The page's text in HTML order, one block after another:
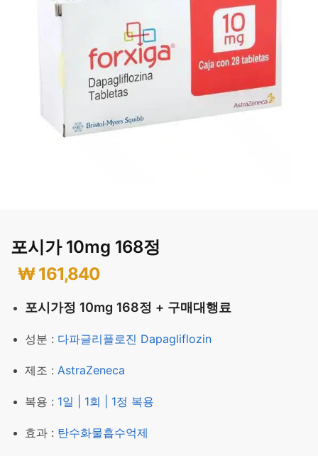
포시가 10mg 168정
₩161,840
포시가정 10mg 168정 + 구매대행료
성분 : 다파글리플로진 Dapagliflozin
제조 : AstraZeneca
복용 : 1일 | 1회 | 1정 복용
효과 : 탄수화물흡수억제